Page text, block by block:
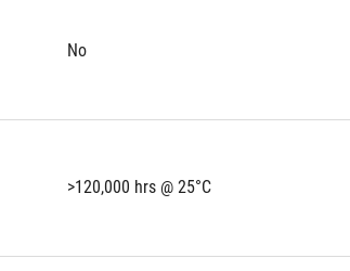
No
>120,000 hrs @ 25°C